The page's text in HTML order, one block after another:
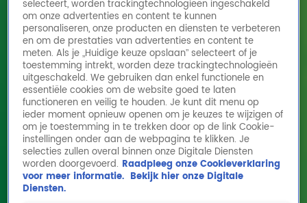
Radio luisteren
Volg Radio 10
Zoeken
HomeOnline Radio LuisterenActiesShowsAlle zenders
D66-lijsttrekker Rob Jetten: ‘Gordon, als jij
op mij stemt, mag je borrelen met mijn
verloofde!’
selecteert, worden trackingtechnologieën ingeschakeld
om onze advertenties en content te kunnen
personaliseren, onze producten en diensten te verbeteren
en om de prestaties van advertenties en content te
meten. Als je „Huidige keuze opslaan” selecteert of je
toestemming intrekt, worden deze trackingtechnologieën
uitgeschakeld. We gebruiken dan enkel functionele en
essentiële cookies om de website goed te laten
functioneren en veilig te houden. Je kunt dit menu op
ieder moment opnieuw openen om je keuzes te wijzigen of
om je toestemming in te trekken door op de link Cookie-
instellingen onder aan de webpagina te klikken. Je
selecties zullen overal binnen onze Digitale Diensten
worden doorgevoerd. Raadpleeg onze Cookieverklaring
voor meer informatie. Bekijk hier onze Digitale
Diensten.